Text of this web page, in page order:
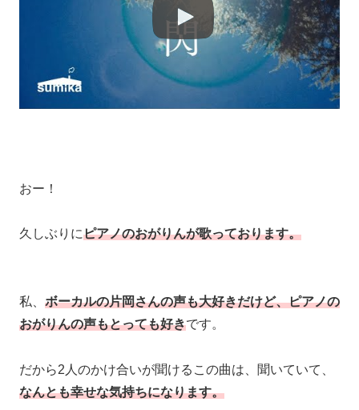
おー！
久しぶりにピアノのおがりんが歌っております。
私、 ボーカルの片岡さんの声も大好きだけど、ピアノの
おがりんの声もとっても好きです。
だから2人のかけ合いが聞けるこの曲は、聞いていて、
なんとも幸せな気持ちになります。